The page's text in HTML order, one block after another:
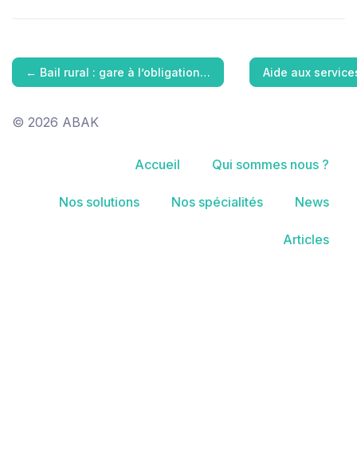
← Bail rural : gare à l’obligation… Aide aux
© 2026 ABAK
Accueil Qui sommes nous ?
Nos solutions Nos spécialités News
Articles